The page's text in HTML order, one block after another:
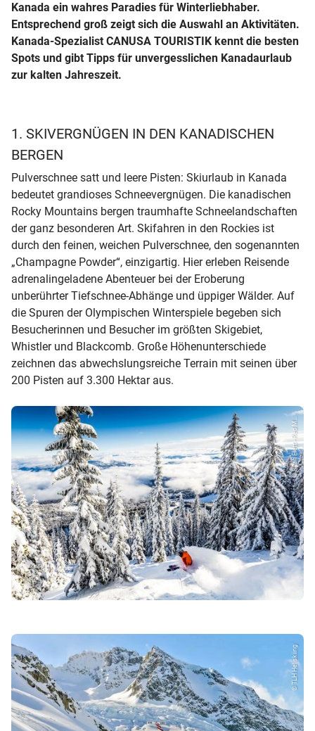
Kanada ein wahres Paradies für Winterliebhaber.
Entsprechend groß zeigt sich die Auswahl an Aktivitäten.
Kanada-Spezialist CANUSA TOURISTIK kennt die besten
Spots und gibt Tipps für unvergesslichen Kanadaurlaub
zur kalten Jahreszeit.
1. SKIVERGNÜGEN IN DEN KANADISCHEN
BERGEN
Pulverschnee satt und leere Pisten: Skiurlaub in Kanada
bedeutet grandioses Schneevergnügen. Die kanadischen
Rocky Mountains bergen traumhafte Schneelandschaften
der ganz besonderen Art. Skifahren in den Rockies ist
durch den feinen, weichen Pulverschnee, den sogenannten
„Champagne Powder“, einzigartig. Hier erleben Reisende
adrenalingeladene Abenteuer bei der Eroberung
unberührter Tiefschnee-Abhänge und üppiger Wälder. Auf
die Spuren der Olympischen Winterspiele begeben sich
Besucherinnen und Besucher im größten Skigebiet,
Whistler und Blackcomb. Große Höhenunterschiede
zeichnen das abwechslungsreiche Terrain mit seinen über
200 Pisten auf 3.300 Hektar aus.
© Ryan Flett - Red M...
© TLH Heliskiing